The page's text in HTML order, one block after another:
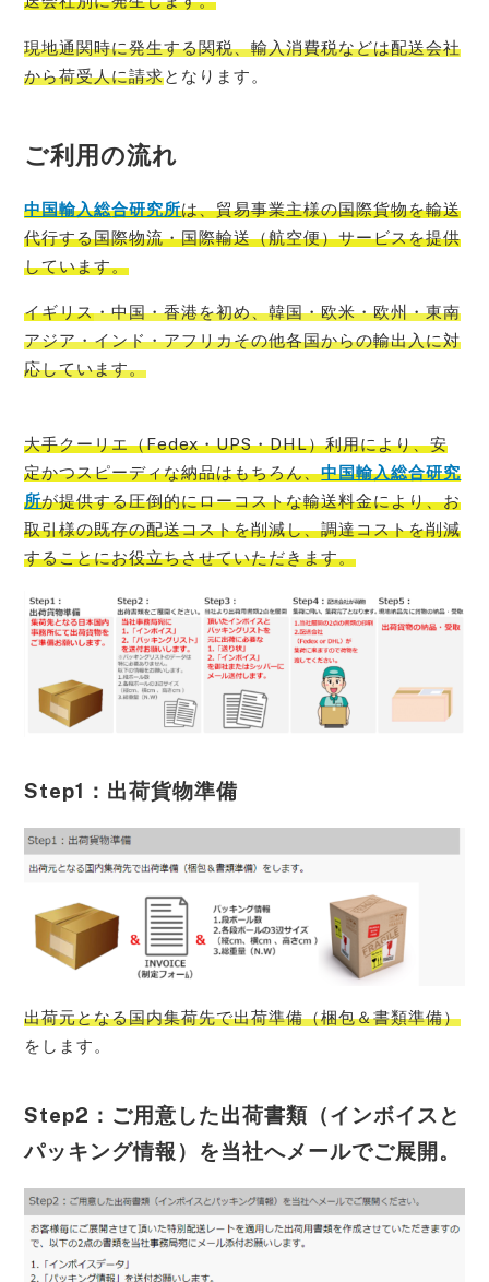
現地通関時に発生する関税、輸入消費税などは配送会社
から荷受人に請求となります。
ご利用の流れ
中国輸入総合研究所は、貿易事業主様の国際貨物を輸送
代行する国際物流・国際輸送（航空便）サービスを提供
しています。
イギリス・中国・香港を初め、韓国・欧米・欧州・東南
アジア・インド・アフリカその他各国からの輸出入に対
応しています。
大手クーリエ（Fedex・UPS・DHL）利用により、安
定かつスピーディな納品はもちろん、中国輸入総合研究
所が提供する圧倒的にローコストな輸送料金により、お
取引様の既存の配送コストを削減し、調達コストを削減
することにお役立ちさせていただきます。
Step1：出荷貨物準備
出荷元となる国内集荷先で出荷準備（梱包＆書類準備）
をします。
Step2：ご用意した出荷書類（インボイスと
パッキング情報）を当社へメールでご展開。